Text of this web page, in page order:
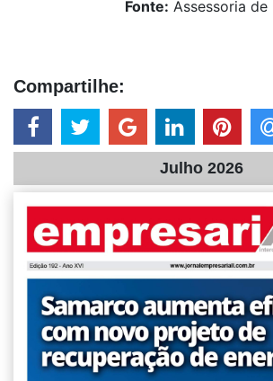
Fonte: Assessoria de
Compartilhe:
Julho 2026